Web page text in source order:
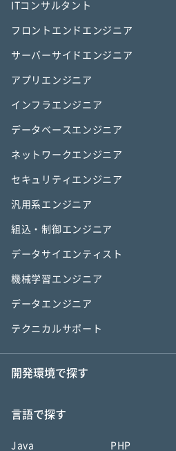
ITコンサルタント
フロントエンドエンジニア
サーバーサイドエンジニア
アプリエンジニア
インフラエンジニア
データベースエンジニア
ネットワークエンジニア
セキュリティエンジニア
汎用系エンジニア
組込・制御エンジニア
データサイエンティスト
機械学習エンジニア
データエンジニア
テクニカルサポート
開発環境で探す
言語で探す
Java PHP